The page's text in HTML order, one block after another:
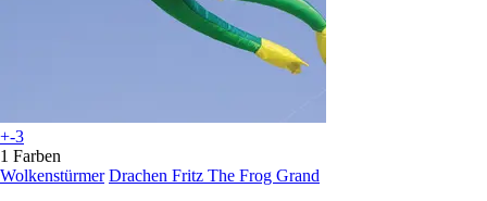
+-3
1 Farben
Wolkenstürmer Drachen Fritz The Frog Grand